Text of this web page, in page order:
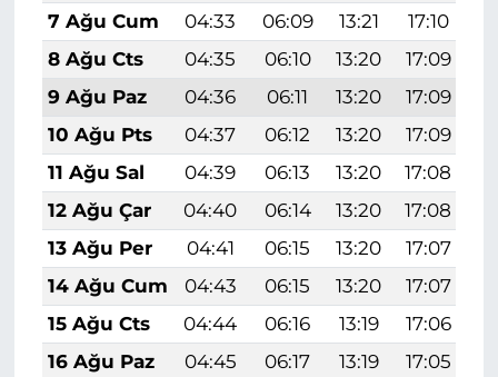
7 Ağu Cum
04:33 06:09 13:21 17:10
8 Ağu Cts
04:35 06:10 13:20 17:09
9 Ağu Paz
04:36 06:11 13:20 17:09
10 Ağu Pts
04:37 06:12 13:20 17:09
11 Ağu Sal
04:39 06:13 13:20 17:08
12 Ağu Çar
04:40 06:14 13:20 17:08
13 Ağu Per
04:41 06:15 13:20 17:07
14 Ağu Cum
04:43 06:15 13:20 17:07
15 Ağu Cts
04:44 06:16 13:19 17:06
16 Ağu Paz
04:45 06:17 13:19 17:05